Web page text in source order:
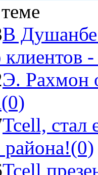
В
Э. Рахмон
(0)
Tcell, стал
района!(0)
Tcell